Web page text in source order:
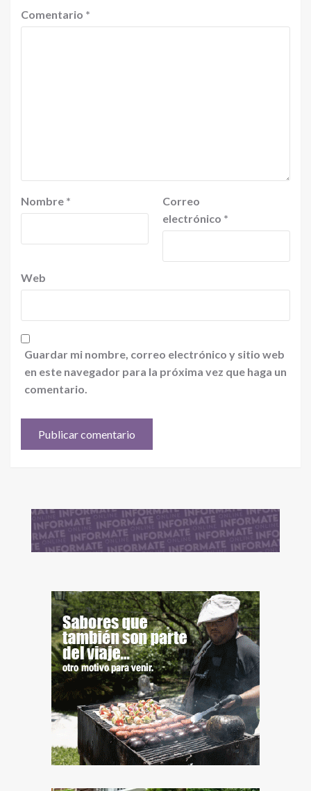
Comentario *
Nombre *
Correo
electrónico *
Web
Guardar mi nombre, correo electrónico y sitio web
en este navegador para la próxima vez que haga un
comentario.